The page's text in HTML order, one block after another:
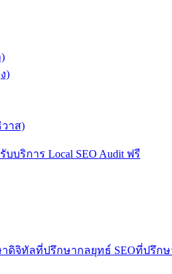
)
วาส)
รับบริการ Local SEO Audit ฟรี
ดิจิทัลที่ปรึกษากลยุทธ์ SEOที่ปรึกษ